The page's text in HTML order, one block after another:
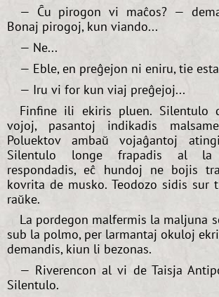
— Ĉu pirogon vi maĉos? —
Bonaj pirogoj, kun viando...
— Ne...
— Eble, en preĝejon ni eniru, tie
— Iru vi for kun viaj preĝejoj...
Finfine ili ekiris pluen. Silentulo
vojoj, pasantoj indikadis
Poluektov ambaŭ vojaĝantoj
Silentulo longe frapadis al la
respondadis, eĉ hundoj ne bojis
kovrita de musko. Teodozo sidis
raŭke.
La pordegon malfermis la maljuna
sub la polmo, per larmantaj okuloj
demandis, kiun li bezonas.
— Riverencon al vi de Taisja
Silentulo.